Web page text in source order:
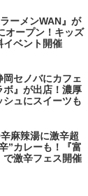
ーメンWAN』が
オープン！キッズ
イベント開催
セノバにカフェ
ボ』が出店！濃厚
シュにスイーツも
麻辣湯に激辛超
”カレーも！『富
で激辛フェス開催